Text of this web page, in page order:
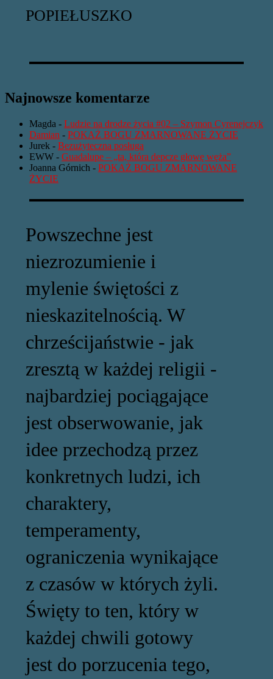
POPIEŁUSZKO
Najnowsze komentarze
Magda - Ludzie na drodze życia #02 – Szymon Cyrenejczyk
Damian - POKAŻ BOGU ZMARNOWANE ŻYCIE
Jurek - Bezużyteczna posługa
EWW - Guadalupe – „ta, która depcze głowę węża”
Joanna Górnich - POKAŻ BOGU ZMARNOWANE
ŻYCIE
Powszechne jest
niezrozumienie i
mylenie świętości z
nieskazitelnością. W
chrześcijaństwie - jak
zresztą w każdej religii -
najbardziej pociągające
jest obserwowanie, jak
idee przechodzą przez
konkretnych ludzi, ich
charaktery,
temperamenty,
ograniczenia wynikające
z czasów w których żyli.
Święty to ten, który w
każdej chwili gotowy
jest do porzucenia tego,